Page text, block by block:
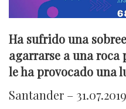
Ha sufrido una
agarrarse a una
le ha provocado una
Santander – 31.07.2019